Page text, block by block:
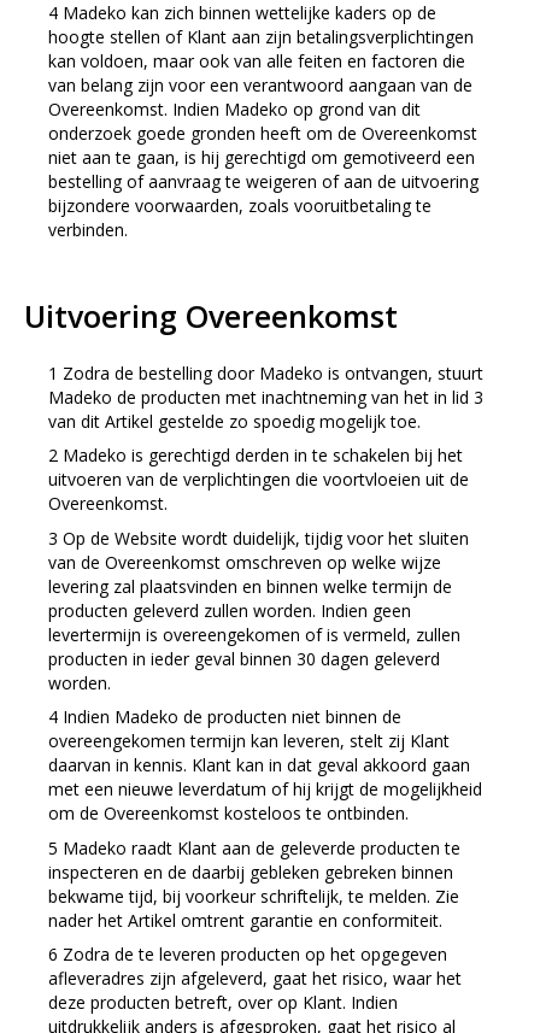
Madeko kan zich binnen wettelijke kaders op de
hoogte stellen of Klant aan zijn betalingsverplichtingen
kan voldoen, maar ook van alle feiten en factoren die
van belang zijn voor een verantwoord aangaan van de
Overeenkomst. Indien Madeko op grond van dit
onderzoek goede gronden heeft om de Overeenkomst
niet aan te gaan, is hij gerechtigd om gemotiveerd een
bestelling of aanvraag te weigeren of aan de uitvoering
bijzondere voorwaarden, zoals vooruitbetaling te
verbinden.
Uitvoering Overeenkomst
Zodra de bestelling door Madeko is ontvangen, stuurt
Madeko de producten met inachtneming van het in lid 3
van dit Artikel gestelde zo spoedig mogelijk toe.
Madeko is gerechtigd derden in te schakelen bij het
uitvoeren van de verplichtingen die voortvloeien uit de
Overeenkomst.
Op de Website wordt duidelijk, tijdig voor het sluiten
van de Overeenkomst omschreven op welke wijze
levering zal plaatsvinden en binnen welke termijn de
producten geleverd zullen worden. Indien geen
levertermijn is overeengekomen of is vermeld, zullen
producten in ieder geval binnen 30 dagen geleverd
worden.
Indien Madeko de producten niet binnen de
overeengekomen termijn kan leveren, stelt zij Klant
daarvan in kennis. Klant kan in dat geval akkoord gaan
met een nieuwe leverdatum of hij krijgt de mogelijkheid
om de Overeenkomst kosteloos te ontbinden.
Madeko raadt Klant aan de geleverde producten te
inspecteren en de daarbij gebleken gebreken binnen
bekwame tijd, bij voorkeur schriftelijk, te melden. Zie
nader het Artikel omtrent garantie en conformiteit.
Zodra de te leveren producten op het opgegeven
afleveradres zijn afgeleverd, gaat het risico, waar het
deze producten betreft, over op Klant. Indien
uitdrukkelijk anders is afgesproken, gaat het risico al